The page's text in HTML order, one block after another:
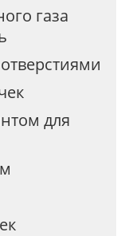
газа
для